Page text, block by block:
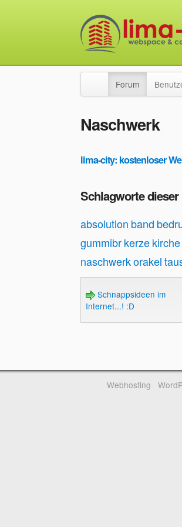
Forum
Naschwerk
lima-city: kostenloser
Schlagworte
absolution band
gummibrkerzekirche
naschwerkorakel
Schnappsideen im
Internet...! :D
Webhosting